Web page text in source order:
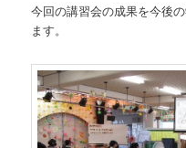
今回の講習会の成果を今後
ます。